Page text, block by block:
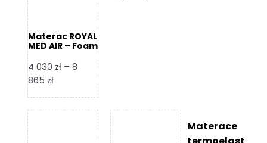
Materac ROYAL
MED AIR – Foam
4 030 zł – 8
865 złZakres
od
Materace